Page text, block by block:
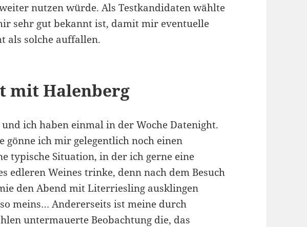
nutzen würde. Als Testkandidaten wählte
sehr gut bekannt ist, damit mir eventuelle
als solche auffallen.
mit Halenberg
ich haben einmal in der Woche Datenight.
gönne ich mir gelegentlich noch einen
typische Situation, in der ich gerne eine
edleren Weines trinke, denn nach dem Besuch
den Abend mit Literriesling ausklingen
meins… Andererseits ist meine durch
untermauerte Beobachtung die, das